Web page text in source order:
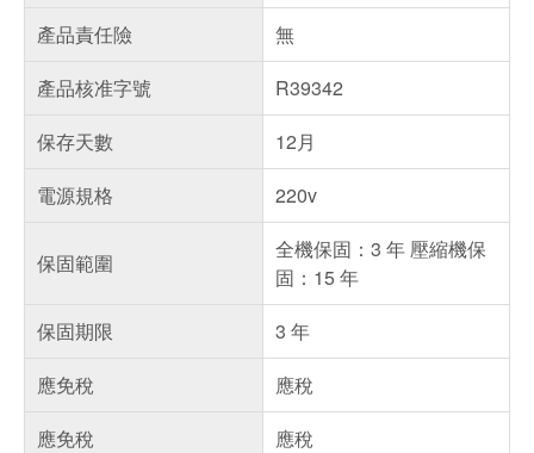
產品責任險
無
產品核准字號
R39342
保存天數
12月
電源規格
220v
保固範圍
全機保固：3 年 壓縮機保
固：15 年
保固期限
3 年
應免稅
應稅
應免稅
應稅